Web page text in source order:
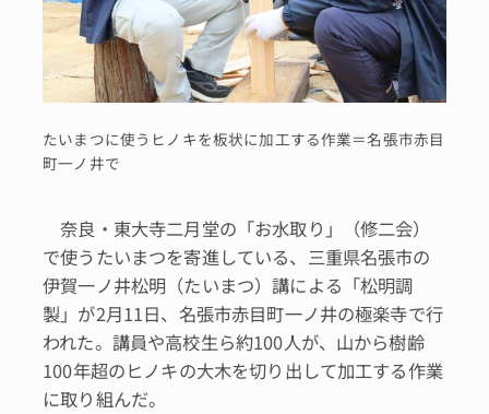
たいまつに使うヒノキを板状に加工する作業＝名張市赤目
町一ノ井で
奈良・東大寺二月堂の「お水取り」（修二会）
で使うたいまつを寄進している、三重県名張市の
伊賀一ノ井松明（たいまつ）講による「松明調
製」が2月11日、名張市赤目町一ノ井の極楽寺で行
われた。講員や高校生ら約100人が、山から樹齢
100年超のヒノキの大木を切り出して加工する作業
に取り組んだ。